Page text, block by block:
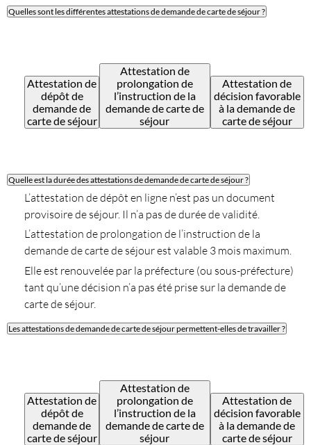
Quelles sont les différentes attestations de demande de carte de séjour ?
Attestation de
dépôt de
demande de
carte de séjour
Attestation de
prolongation de
l’instruction de la
demande de carte de
séjour
Attestation de
décision favorable
à la demande de
carte de séjour
Quelle est la durée des attestations de demande de carte de séjour ?
L’attestation de dépôt en ligne n’est pas un document
provisoire de séjour. Il n’a pas de durée de validité.
L’attestation de prolongation de l’instruction de la
demande de carte de séjour est valable 3 mois maximum.
Elle est renouvelée par la préfecture (ou sous-préfecture)
tant qu’une décision n’a pas été prise sur la demande de
carte de séjour.
Les attestations de demande de carte de séjour permettent-elles de travailler ?
Attestation de
dépôt de
demande de
carte de séjour
Attestation de
prolongation de
l’instruction de la
demande de carte de
séjour
Attestation de
décision favorable
à la demande de
carte de séjour